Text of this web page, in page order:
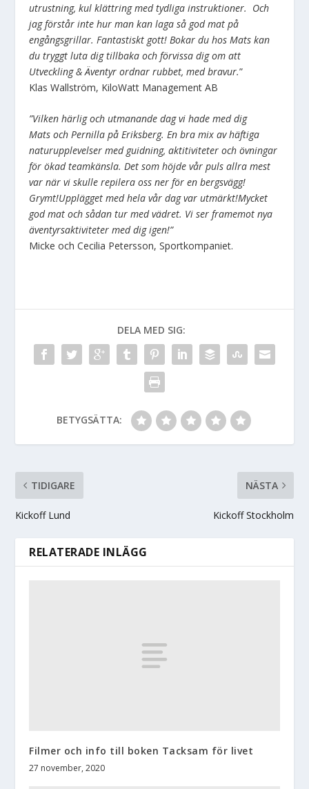
utrustning, kul klättring med tydliga instruktioner. Och
jag förstår inte hur man kan laga så god mat på
engångsgrillar. Fantastiskt gott! Bokar du hos Mats kan
du tryggt luta dig tillbaka och förvissa dig om att
Utveckling & Äventyr ordnar rubbet, med bravur.”
Klas Wallström, KiloWatt Management AB
”Vilken härlig och utmanande dag vi hade med dig
Mats och Pernilla på Eriksberg. En bra mix av häftiga
naturupplevelser med guidning, aktitiviteter och övningar
för ökad teamkänsla. Det som höjde vår puls allra mest
var när vi skulle repilera oss ner för en bergsvägg!
Grymt!Upplägget med hela vår dag var utmärkt!Mycket
god mat och sådan tur med vädret. Vi ser framemot nya
äventyrsaktiviteter med dig igen!”
Micke och Cecilia Petersson, Sportkompaniet.
DELA MED SIG:
BETYGSÄTTA:
TIDIGARE
Kickoff Lund
NÄSTA
Kickoff Stockholm
RELATERADE INLÄGG
Filmer och info till boken Tacksam för livet
27 november, 2020